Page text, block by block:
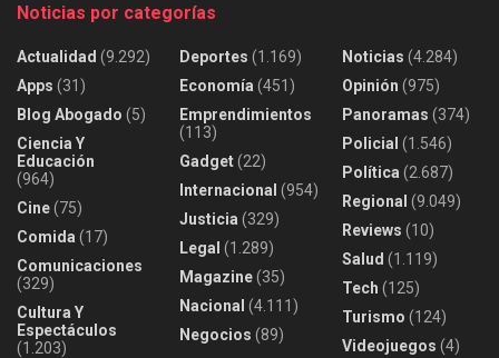
Noticias por categorías
Actualidad (9.292)
Apps (31)
Blog Abogado (5)
Ciencia Y
Educación
(964)
Cine(75)
Comida (17)
Comunicaciones
(329)
Cultura Y
Espectáculos
(1.203)
Deportes (1.169)
Economía (451)
Emprendimientos
(113)
Gadget(22)
Internacional (954)
Justicia (329)
Legal (1.289)
Magazine(35)
Nacional (4.111)
Negocios (89)
Noticias (4.284)
Opinión (975)
Panoramas (374)
Policial (1.546)
Política (2.687)
Regional (9.049)
Reviews (10)
Salud (1.119)
Tech (125)
Turismo (124)
Videojuegos (4)